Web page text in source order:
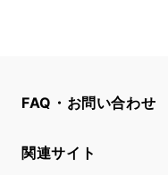
FAQ・お問い合わせ
関連サイト